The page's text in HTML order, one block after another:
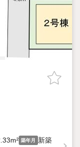
築年月 新築